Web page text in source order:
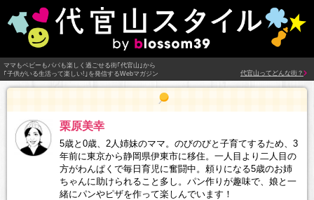
ママもベビーもパパも楽しく過ごせる街｢代官山｣から
｢子供がいる生活って楽しい!｣を発信するWebマガジン
代官山ってどんな街？
栗原美幸
5歳と0歳、2人姉妹のママ。のびのびと子育てするため、3
年前に東京から静岡県伊東市に移住。一人目より二人目の
方がわんぱくで毎日育児に奮闘中。頼りになる5歳のお姉
ちゃんに助けられること多し。パン作りが趣味で、娘と一
緒にパンやピザを作って楽しんでいます！